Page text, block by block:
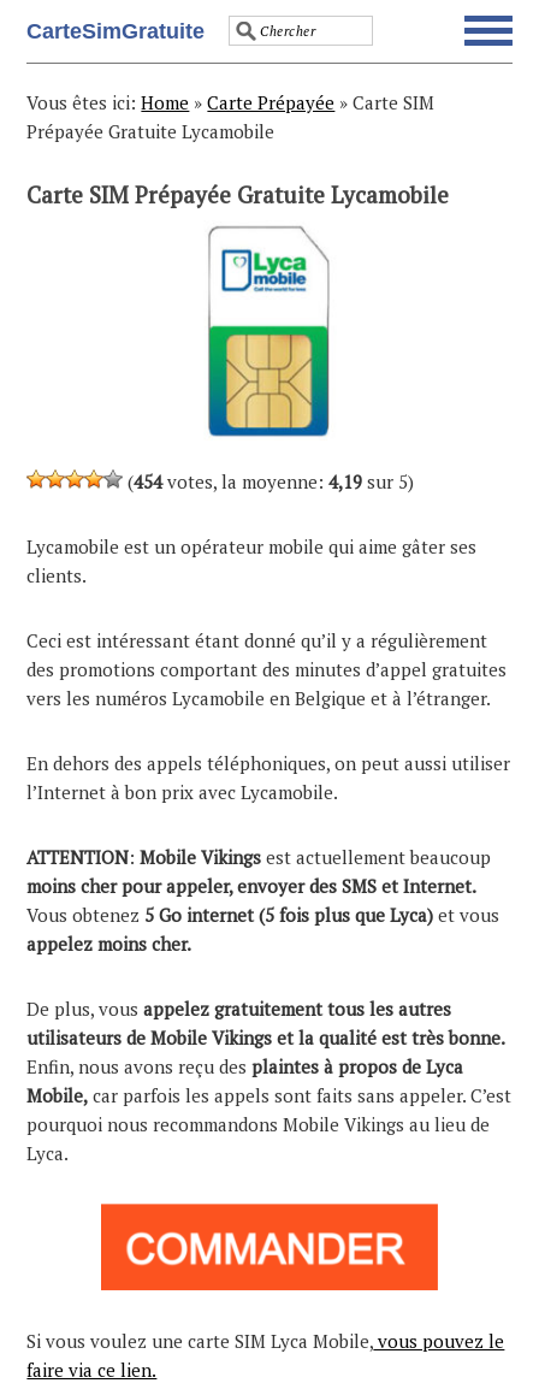
to
navigation
to
content
to
sidebar
to
CarteSimGratuite
Vous êtes ici:Home »Carte Prépayée »Carte SIM
Prépayée Gratuite Lycamobile
Carte SIM Prépayée Gratuite Lycamobile
(454votes, la moyenne:4,19 sur 5)
Lycamobile est un opérateur mobile qui aime gâter ses
clients.
Ceci est intéressant étant donné qu’il y a régulièrement
des promotions comportant des minutes d’appel gratuites
vers les numéros Lycamobile en Belgique et à l’étranger.
En dehors des appels téléphoniques, on peut aussi utiliser
l’Internet à bon prix avec Lycamobile.
ATTENTION:Mobile Vikings est actuellement beaucoup
moins cher pour appeler, envoyer des SMS et Internet.
Vous obtenez 5 Go internet (5 fois plus que Lyca) et vous
appelez moins cher.
De plus, vousappelez gratuitement tous les autres
utilisateurs de Mobile Vikings et la qualité est très bonne.
Enfin, nous avons reçu desplaintes à propos de Lyca
Mobile, car parfois les appels sont faits sans appeler. C’est
pourquoi nous recommandons Mobile Vikings au lieu de
Lyca.
Si vous voulez une carte SIM Lyca Mobile, vous pouvez le
faire via ce lien.